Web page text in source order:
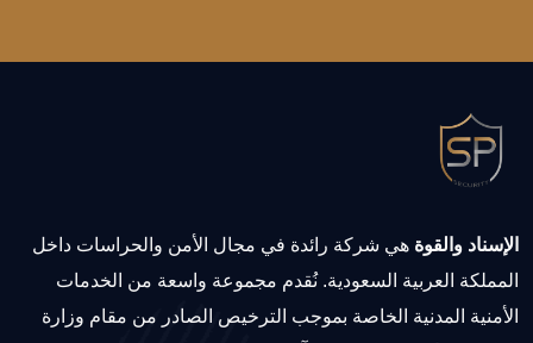
الإسناد والقوة هي شركة رائدة في مجال الأمن والحراسات داخل
المملكة العربية السعودية. نُقدم مجموعة واسعة من الخدمات
الأمنية المدنية الخاصة بموجب الترخيص الصادر من مقام وزارة